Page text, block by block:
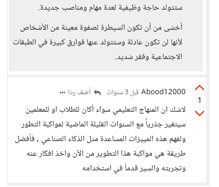
ستتولد حاجة وظيفية لعدة مهام ومناصب جديدة.
أخشى من أن تكون السيطرة لصفوة معينة من الأشخاص
لأنها لن تكون عادلة وستتولد عنها فوارق كبيرة في الطبقات
الاجتماعية وفقر شديد.
1
Abood12000 قبل 3 سنوات أضف ردا
لاشك ان المنهاج التعليمي سواء أكان للطلاب او للمعلمين
سيتغير جذرياً مع السنوات القليلة الماضية لمواكبة التطور
ولفهم هذه المييزات المساعدة مثل الذكاء الصناعي , فأفضل
طريقة هي مواكبة هذا التطوير من الآن واخذ افكار عنه
وتجربته والسير قدمأ في استخدامه